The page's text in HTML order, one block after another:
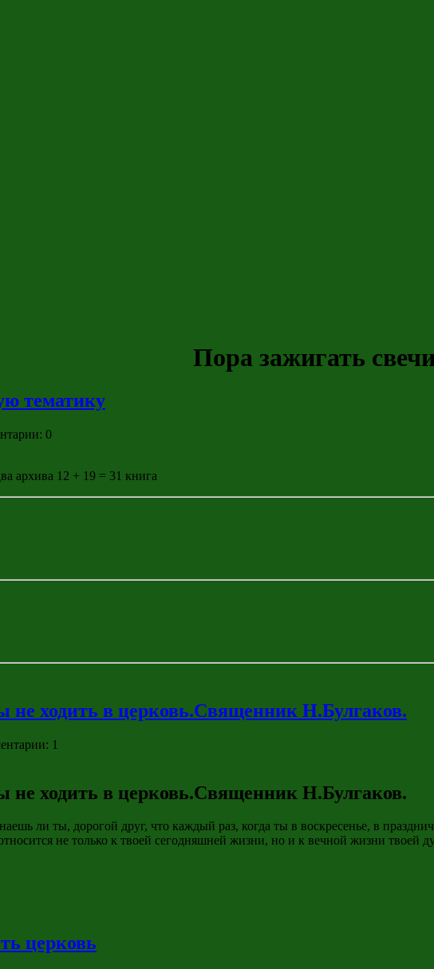
Пора зажигать
тематику
0
архива 12 + 19 = 31 книга
не ходить в церковь.Священник Н.Булгаков.
1
не ходить в церковь.Священник Н.Булгаков.
ли ты, дорогой друг, что каждый раз, когда ты в воскресенье, в
не только к твоей сегодняшней жизни, но и к вечной жизни
церковь